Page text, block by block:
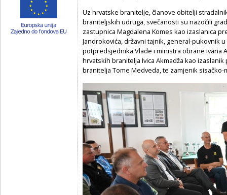
Uz hrvatske branitelje, članove obitelji
braniteljskih udruga, svečanosti su nazočili
zastupnica Magdalena Komes kao izaslanica
Jandrokovića, državni tajnik, general-pukovnik
potpredsjednika Vlade i ministra obrane Ivana
hrvatskih branitelja Ivica Akmadža kao
branitelja Tome Medveda, te zamjenik sisačko-